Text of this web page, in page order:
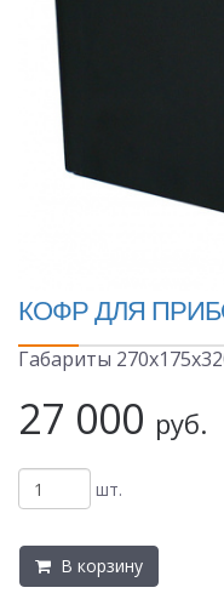
КОФР ДЛЯ
Габариты
27 000 руб.
шт.
В корзину